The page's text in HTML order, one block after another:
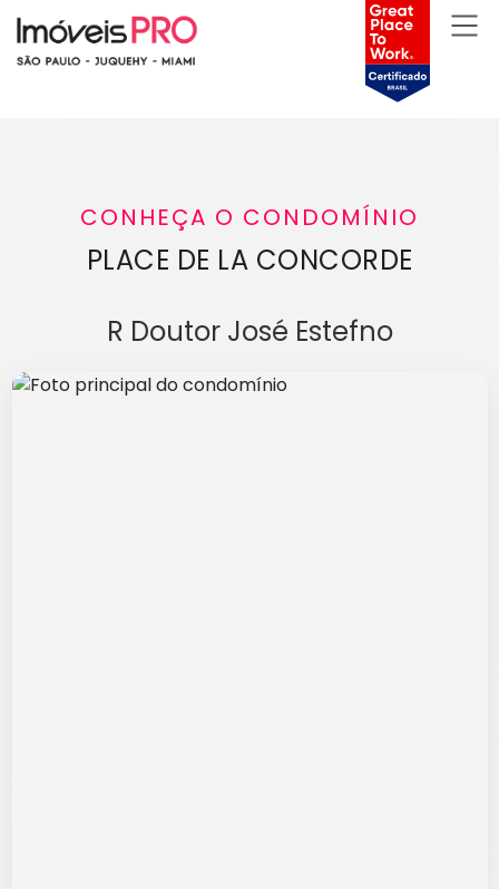
CONHEÇA O CONDOMÍNIO
PLACE DE LA CONCORDE
R Doutor José Estefno